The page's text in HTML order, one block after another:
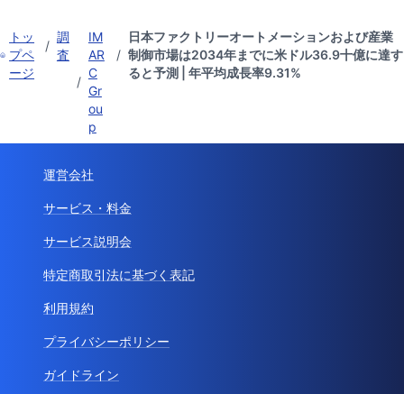
トッ
プペ
ージ
/
調
査
/
IM
AR
C
Gr
ou
p
/
日本ファクトリーオートメーションおよび産業
制御市場は2034年までに米ドル36.9十億に達す
ると予測 | 年平均成長率9.31%
運営会社
サービス・料金
サービス説明会
特定商取引法に基づく表記
利用規約
プライバシーポリシー
ガイドライン